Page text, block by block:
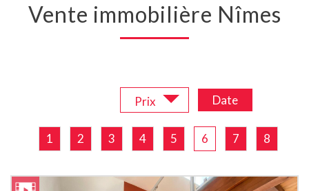
Vente immobilière Nîmes
Prix Date
1 2 3 4 5 6 7 8